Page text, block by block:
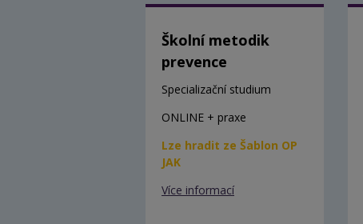
Školní metodik
prevence
Specializační studium
ONLINE + praxe
Lze hradit ze Šablon OP
JAK
Více informací